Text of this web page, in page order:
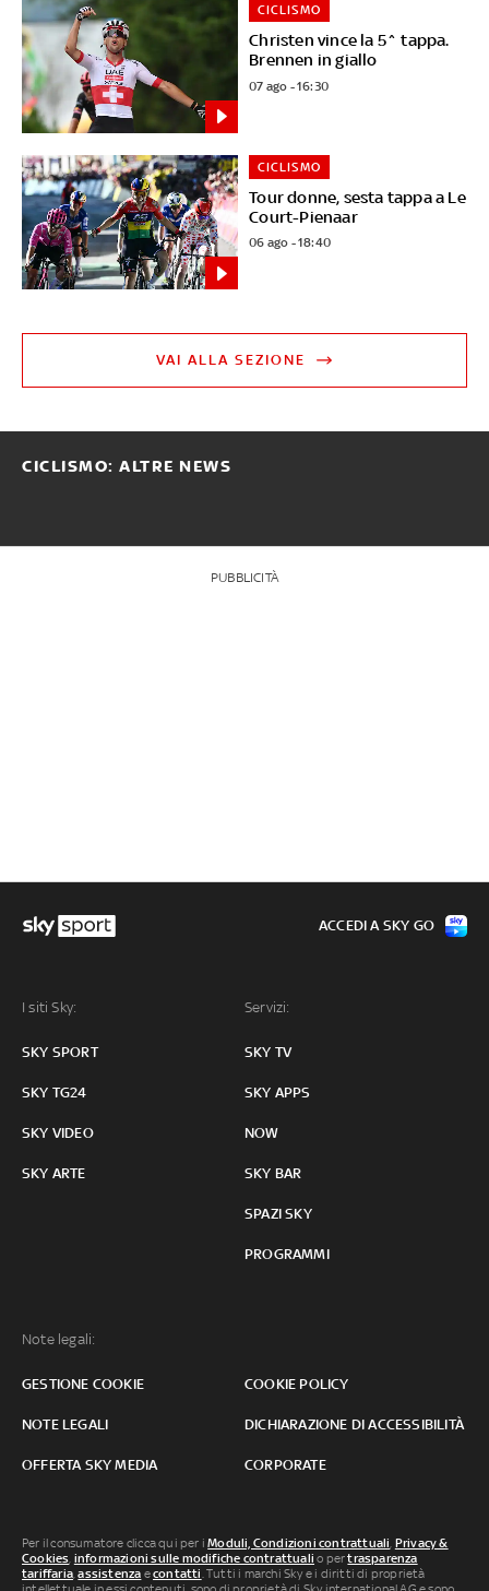
Christen vince la 5^ tappa.
Brennen in giallo
CICLISMO
07 ago - 16:30
Tour donne, sesta tappa a Le
Court-Pienaar
CICLISMO
06 ago - 18:40
VAI ALLA SEZIONE
CICLISMO: ALTRE NEWS
PUBBLICITÀ
I siti Sky:
SKY SPORT
SKY TG24
SKY VIDEO
SKY ARTE
Servizi:
SKY TV
SKY APPS
NOW
SKY BAR
SPAZI SKY
PROGRAMMI
Note legali:
GESTIONE COOKIE COOKIE POLICY
NOTE LEGALI DICHIARAZIONE DI ACCESSIBILITÀ
OFFERTA SKY MEDIA CORPORATE
ACCEDI A SKY GO
Per il consumatore clicca qui per iModuli, Condizioni contrattuali, Privacy &
Cookies, informazioni sulle modifiche contrattuali o pertrasparenza
tariffaria,assistenza econtatti. Tutti i marchi Sky e i diritti di proprietà